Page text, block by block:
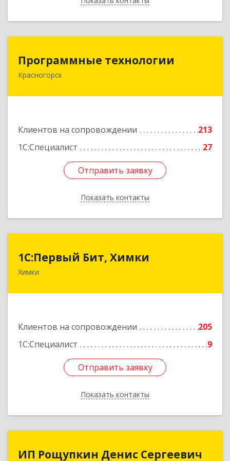
Программные технологии
Красногорск
Клиентов на сопровождении
213
1С:Специалист
27
Отправить заявку
Показать контакты
143408, Московская обл, Красногорский р-н,
Отправить заявку
Назад
1С:Первый Бит, Химки
Химки
Клиентов на сопровождении
205
1С:Специалист
9
Отправить заявку
Показать контакты
141402, Московская обл, г.о. Химки, Химки г,
Отправить заявку
Назад
ИП Рощупкин Денис Сергеевич